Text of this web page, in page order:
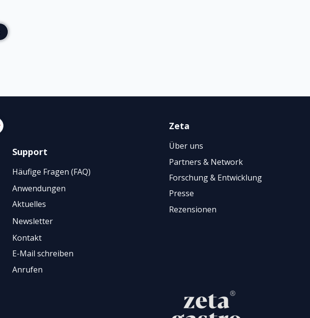
Support
Häufige Fragen (FAQ)
Aktuelles
Newsletter
Kontakt
E-Mail schreiben
Anrufen
Zeta
Über uns
Partners & Network
Forschung & Entwicklung
Presse
Rezensionen
Anwendungen